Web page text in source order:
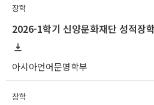
장학
아시아언어문명학부
장학